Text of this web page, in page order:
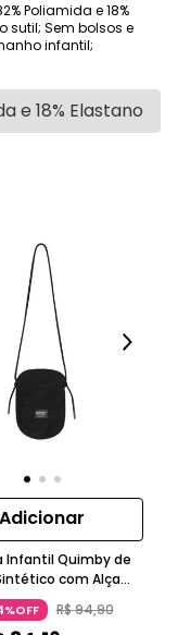
Poliamida e 18%
sutil; Sem bolsos e
infantil;
e 18% Elastano
Adicionar
Infantil Quimby de
com Alça
Ajustável
R$94,90